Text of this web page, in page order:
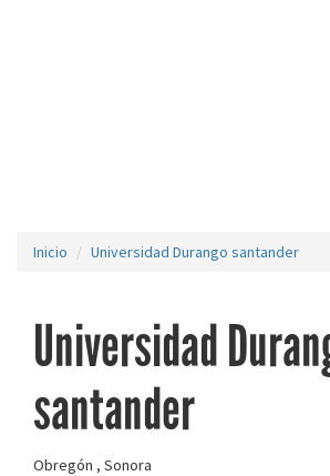
Inicio Universidad Durango santander
Universidad
santander
Obregón , Sonora